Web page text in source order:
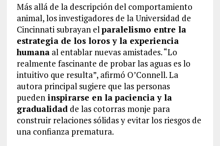
Más allá de la descripción del comportamiento
animal, los investigadores de la Universidad de
Cincinnati subrayan elparalelismo entre la
estrategia de los loros y la experiencia
humanaal entablar nuevas amistades. “Lo
realmente fascinante de probar las aguas es lo
intuitivo que resulta”, afirmó O’Connell. La
autora principal sugiere que las personas
puedeninspirarse en la paciencia y la
gradualidadde las cotorras monje para
construir relaciones sólidas y evitar los riesgos de
una confianza prematura.